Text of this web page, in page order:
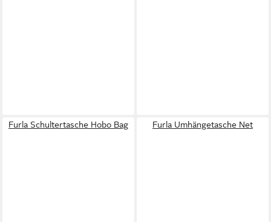
Furla Schultertasche Hobo Bag Furla Umhängetasche Net